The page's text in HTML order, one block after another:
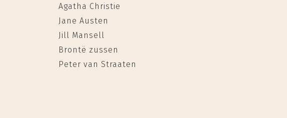
Agatha Christie
Jane Austen
Jill Mansell
Brontë zussen
Peter van Straaten